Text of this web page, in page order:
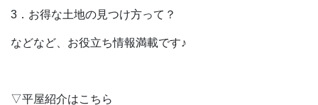
3．お得な土地の見つけ方って？
などなど、お役立ち情報満載です♪
▽平屋紹介はこちら